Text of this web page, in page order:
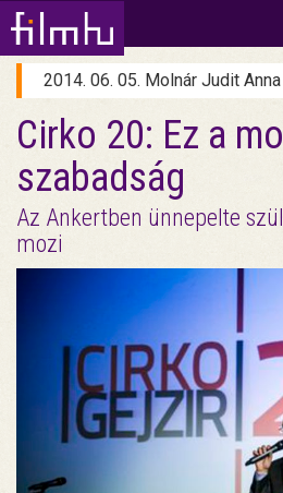
2014. 06. 05. Molnár Judit Anna
Cirko 20: Ez a
szabadság
Az Ankertben ünnepelte
mozi